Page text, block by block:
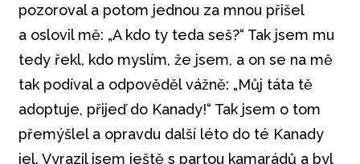
pozoroval a potom jednou za mnou přišel
a oslovil mě: „A kdo ty teda seš?“ Tak jsem mu
tedy řekl, kdo myslím, že jsem, a on se na mě
tak podíval a odpověděl vážně: „Můj táta tě
adoptuje, přijeď do Kanady!“ Tak jsem o tom
přemýšlel a opravdu další léto do té Kanady
jel. Vyrazil jsem ještě s partou kamarádů a byl